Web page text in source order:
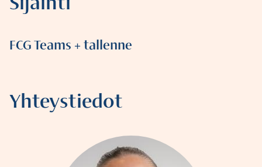
FCG Teams + tallenne
Yhteystiedot